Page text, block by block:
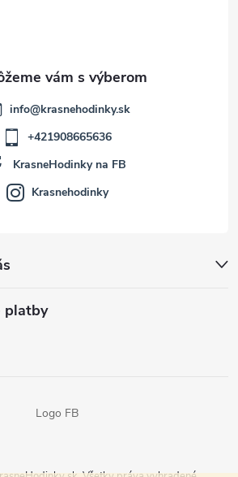
platby
info@krasnehodinky.sk
+421908665636
KrasneHodinky na FB
Krasnehodinky
Logo FB